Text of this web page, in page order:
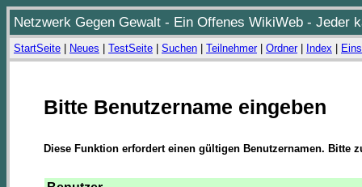
Netzwerk Gegen Gewalt - Ein Offenes WikiWeb - Jeder
StartSeite Neues TestSeite Suchen Teilnehmer| Ordner| Index
Bitte Benutzername eingeben
Diese Funktion erfordert einen gültigen Benutzernamen. Bitte